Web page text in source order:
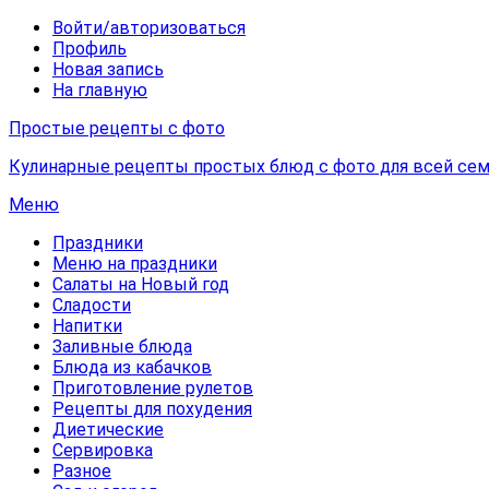
Войти/авторизоваться
Профиль
Новая запись
На главную
Простые рецепты с фото
Кулинарные рецепты простых блюд с фото для всей
Меню
Праздники
Меню на праздники
Салаты на Новый год
Сладости
Напитки
Заливные блюда
Блюда из кабачков
Приготовление рулетов
Рецепты для похудения
Диетические
Сервировка
Разное